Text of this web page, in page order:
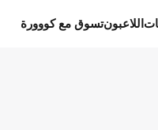
اللاعبونتسوق مع كووورة